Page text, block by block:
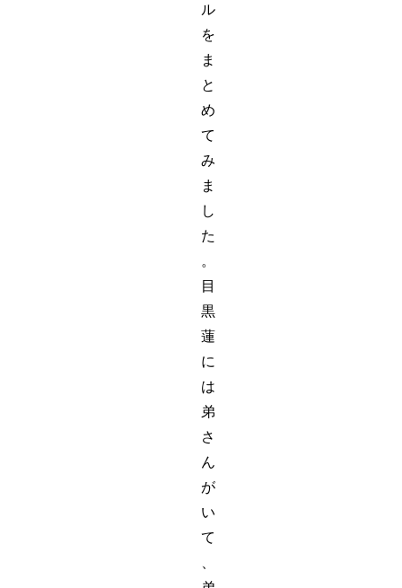
ル
を
ま
と
め
て
み
ま
し
た
。
目
黒
蓮
に
は
弟
さ
ん
が
い
て